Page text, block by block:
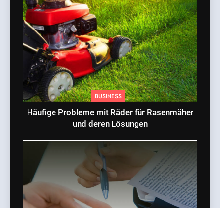
BUSINESS
Häufige Probleme mit Räder für Rasenmäher
und deren Lösungen